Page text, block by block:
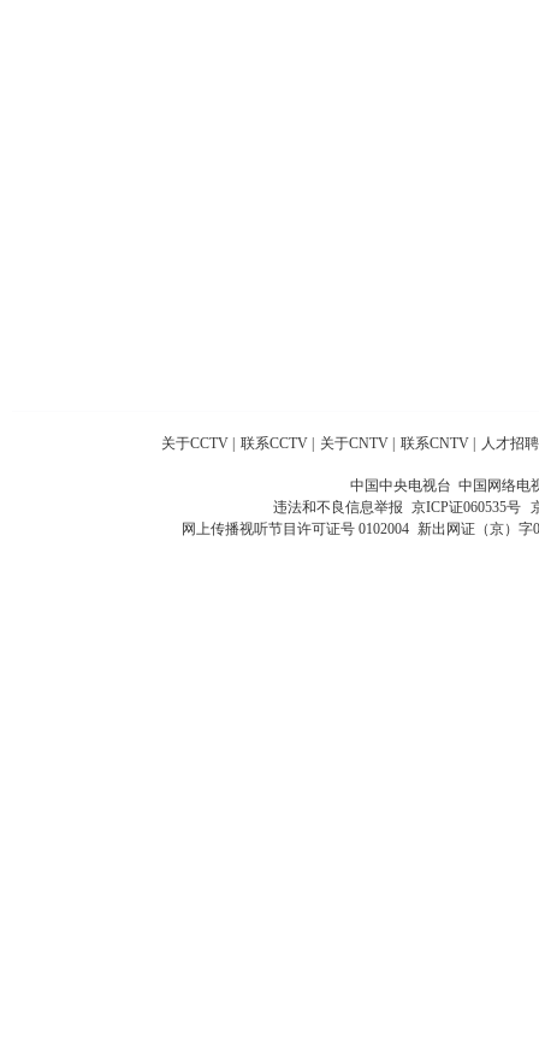
关于CCTV 联系CCTV 关于CNTV 联系CNTV 人才招聘
中国中央电视台 中国网络电
违法和不良信息举报 京ICP证060535号
网上传播视听节目许可证号 0102004 新出网证（京）